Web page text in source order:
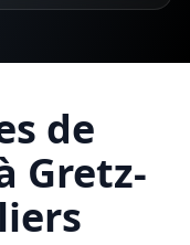
de
Gretz-